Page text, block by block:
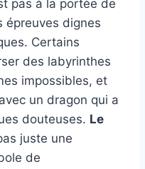
pas à la portée de
épreuves dignes
Certains
des labyrinthes
impossibles, et
un dragon qui a
douteuses. Le
juste une
de